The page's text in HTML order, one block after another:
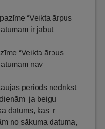
“Veikta ārpus
ir jābūt
“Veikta ārpus
nav
periods nedrīkst
ja beigu
datums, kas ir
no sākuma datuma,